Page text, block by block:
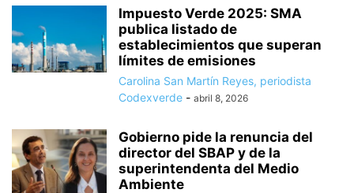
Impuesto Verde 2025: SMA
publica listado de
establecimientos que superan
límites de emisiones
Carolina San Martín Reyes, periodista
Codexverde - abril 8, 2026
Gobierno pide la renuncia del
director del SBAP y de la
superintendenta del Medio
Ambiente